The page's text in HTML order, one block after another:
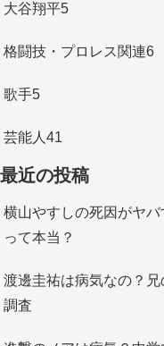
大谷翔平5
格闘技・プロレス関連6
歌手5
芸能人 41
最近の投稿
横山やすしの死因がヤ
って本当？
渡邊圭祐は病気なの？
調査